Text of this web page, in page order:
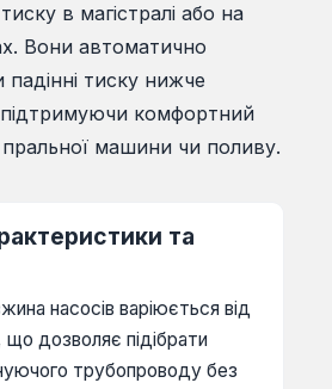
в магістралі або на
Вони автоматично
тиску нижче
підтримуючи комфортний
машини чи поливу.
та
насосів варіюється від
дозволяє підібрати
трубопроводу без